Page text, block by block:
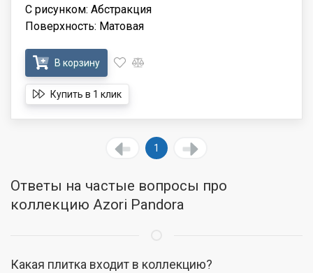
С рисунком: Абстракция
Поверхность: Матовая
В корзину
Купить в 1 клик
1
Ответы на частые вопросы про
коллекцию Azori Pandora
Какая плитка входит в коллекцию?